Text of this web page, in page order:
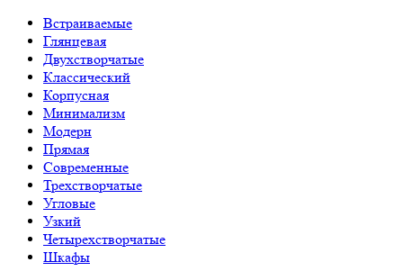
Встраиваемые
Глянцевая
Двухстворчатые
Классический
Корпусная
Минимализм
Модерн
Прямая
Современные
Трехстворчатые
Угловые
Узкий
Четырехстворчатые
Шкафы